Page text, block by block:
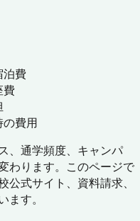
泊費
費
費用
、通学頻度、キャンパ
わります。このページで
式サイト、資料請求、
す。